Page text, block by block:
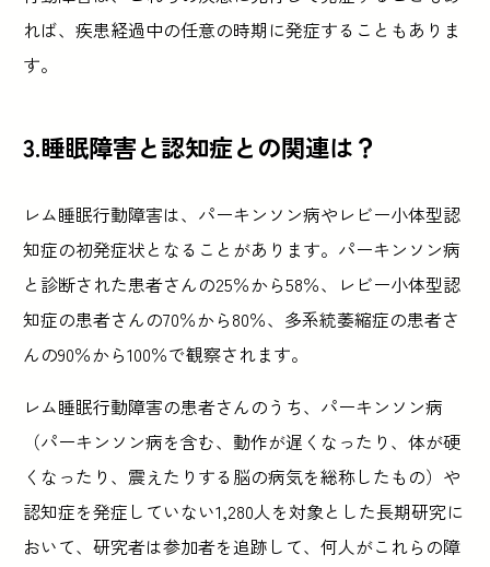
れば、疾患経過中の任意の時期に発症することもありま
す。
3.睡眠障害と認知症との関連は？
レム睡眠行動障害は、パーキンソン病やレビー小体型認
知症の初発症状となることがあります。パーキンソン病
と診断された患者さんの25％から58％、レビー小体型認
知症の患者さんの70％から80％、多系統萎縮症の患者さ
んの90％から100％で観察されます。
レム睡眠行動障害の患者さんのうち、パーキンソン病
（パーキンソン病を含む、動作が遅くなったり、体が硬
くなったり、震えたりする脳の病気を総称したもの）や
認知症を発症していない1,280人を対象とした長期研究に
おいて、研究者は参加者を追跡して、何人がこれらの障